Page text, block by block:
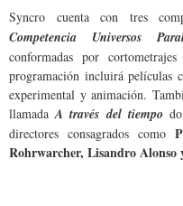
Syncro cuenta con tres
Competencia Universos
conformadas por
programación incluirá películas
experimental y animación.
llamadaA través del tiempo
directores consagrados como
Rohrwarcher, Lisandro Alonso